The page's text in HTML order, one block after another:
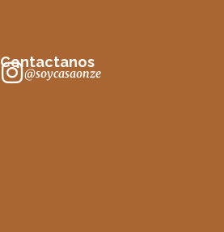
Contactanos
@soycasaonze